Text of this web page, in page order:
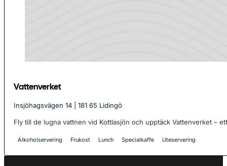
Vattenverket
Insjöhagsvägen 14 | 181 65 Lidingö
Fly till de lugna vattnen vid Kottlasjön och upptäck Vattenverket –
Alkoholservering Frukost Lunch Specialkaffe Uteservering